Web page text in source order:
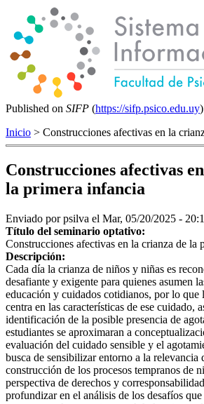
Published on SIFP (https://sifp.psico.edu.uy)
Inicio > Construcciones afectivas en la
Construcciones afectivas
la primera infancia
Enviado porpsilva el Mar, 05/20/2025 -
Título del seminario optativo:
Construcciones afectivas en la crianza de la
Descripción:
Cada día la crianza de niños y niñas es
desafiante y exigente para quienes asumen
educación y cuidados cotidianos, por lo que
centra en las características de ese cuidado,
identificación de la posible presencia de
estudiantes se aproximaran a
evaluación del cuidado sensible y el
busca de sensibilizar entorno a la relevancia
construcción de los procesos tempranos de
perspectiva de derechos y
profundizar en el análisis de los desafíos